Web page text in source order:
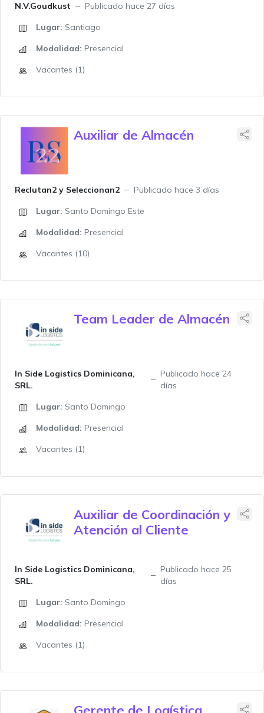
N.V.Goudkust
Publicado hace 27 días
Lugar: Santiago
Modalidad: Presencial
Vacantes (1)
Auxiliar de Almacén
Reclutan2 y Seleccionan2
Publicado hace 3 días
Lugar: Santo Domingo Este
Modalidad: Presencial
Vacantes (10)
Team Leader de Almacén
In Side Logistics Dominicana,
SRL.
Publicado hace 24
días
Lugar: Santo Domingo
Modalidad: Presencial
Vacantes (1)
Auxiliar de Coordinación y
Atención al Cliente
In Side Logistics Dominicana,
SRL.
Publicado hace 25
días
Lugar: Santo Domingo
Modalidad: Presencial
Vacantes (1)
Gerente de Logística